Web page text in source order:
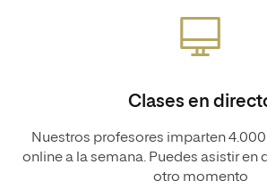
Clases en
Nuestros profesores imparten
online a la semana. Puedes asistir en
otro momento